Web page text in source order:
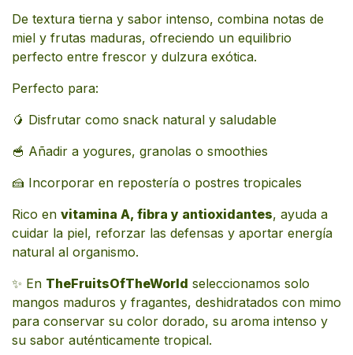
De textura tierna y sabor intenso, combina notas de
miel y frutas maduras, ofreciendo un equilibrio
perfecto entre frescor y dulzura exótica.
Perfecto para:
🥭 Disfrutar como snack natural y saludable
🥣 Añadir a yogures, granolas o smoothies
🍰 Incorporar en repostería o postres tropicales
Rico en vitamina A, fibra y antioxidantes, ayuda a
cuidar la piel, reforzar las defensas y aportar energía
natural al organismo.
✨ En TheFruitsOfTheWorld seleccionamos solo
mangos maduros y fragantes, deshidratados con mimo
para conservar su color dorado, su aroma intenso y
su sabor auténticamente tropical.